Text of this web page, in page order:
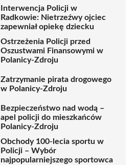
Interwencja Policji w
Radkowie: Nietrzeźwy ojciec
zapewniał opiekę dziecku
Ostrzeżenia Policji przed
Oszustwami Finansowymi w
Polanicy-Zdroju
Zatrzymanie pirata drogowego
w Polanicy-Zdroju
Bezpieczeństwo nad wodą –
apel policji do mieszkańców
Polanicy-Zdroju
Obchody 100-lecia sportu w
Policji – Wybór
najpopularniejszego sportowca